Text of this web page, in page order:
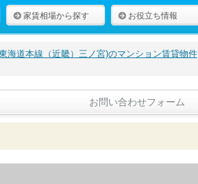
家賃相場から探す お役立ち情報
海道本線（近畿）三ノ宮)のマンション賃貸物件
お問い合わせフォーム